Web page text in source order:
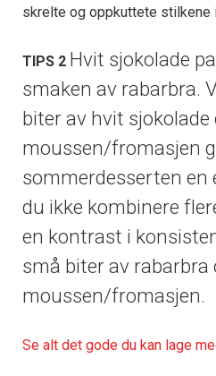
skrelte og oppkuttete stilkene
TIPS 2 Hvit sjokolade
smaken av rabarbra.
biter av hvit sjokolade
moussen/fromasjen
sommerdesserten en
du ikke kombinere
en kontrast i
små biter av rabarbra
moussen/fromasjen.
Se alt det gode du kan lage